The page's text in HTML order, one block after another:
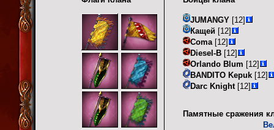
JUMANGY [12]
Кащей [12]
Coma [12]
Diesel-B [12]
Orlando Blum [12]
BANDITO Kepuk [12]
Darc Knight [12]
Памятные сражения